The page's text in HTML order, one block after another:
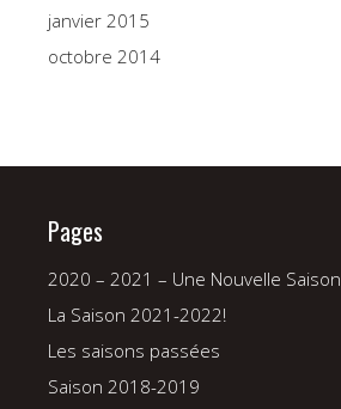
janvier 2015
octobre 2014
Pages
2020 – 2021 – Une Nouvelle Saison
La Saison 2021-2022!
Les saisons passées
Saison 2018-2019